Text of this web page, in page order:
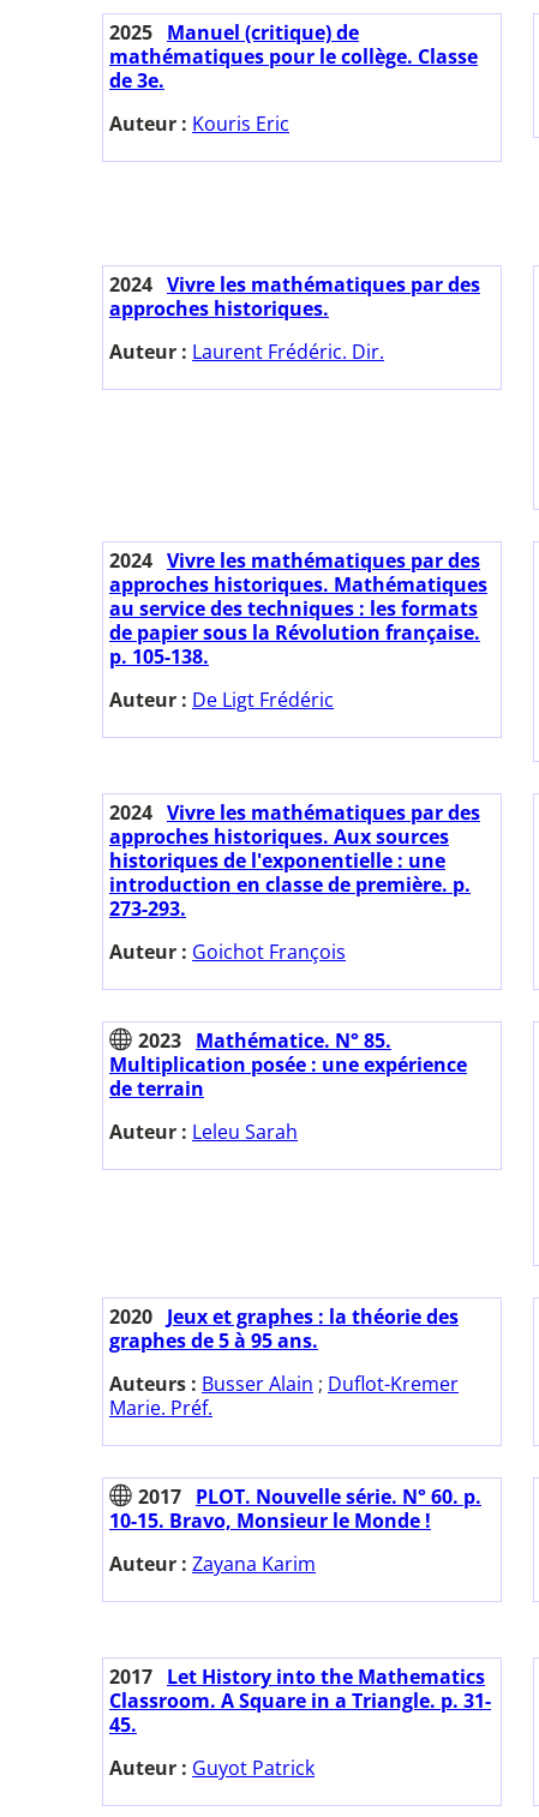
2025 Manuel (critique) de
mathématiques pour le collège. Classe
de 3e.
Auteur : Kouris Eric
2024 Vivre les mathématiques par des
approches historiques.
Auteur : Laurent Frédéric. Dir.
2024 Vivre les mathématiques par des
approches historiques. Mathématiques
au service des techniques : les formats
de papier sous la Révolution française.
p. 105-138.
Auteur : De Ligt Frédéric
2024 Vivre les mathématiques par des
approches historiques. Aux sources
historiques de l'exponentielle : une
introduction en classe de première. p.
273-293.
Auteur : Goichot François
2023 Mathématice. N° 85.
Multiplication posée : une expérience
de terrain
Auteur : Leleu Sarah
2020 Jeux et graphes : la théorie des
graphes de 5 à 95 ans.
Auteurs : Busser Alain ; Duflot-Kremer
Marie. Préf.
2017 PLOT. Nouvelle série. N° 60. p.
10-15. Bravo, Monsieur le Monde !
Auteur : Zayana Karim
2017 Let History into the Mathematics
Classroom. A Square in a Triangle. p. 31-
45.
Auteur : Guyot Patrick